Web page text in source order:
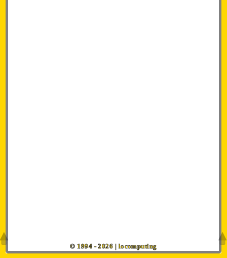
© 1994 - 2026 | locomputing